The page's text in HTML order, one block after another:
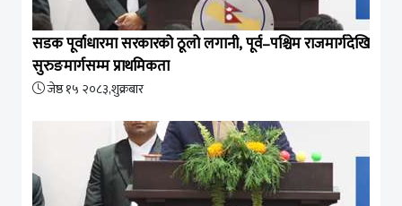
सडक पूर्वाधारमा सरकारको ठूलो लगानी, पूर्व–पश्चिम राजमार्गदेखि
सुरुङमार्गसम्म प्राथमिकता
जेष्ठ १५ २०८३,शुक्रबार